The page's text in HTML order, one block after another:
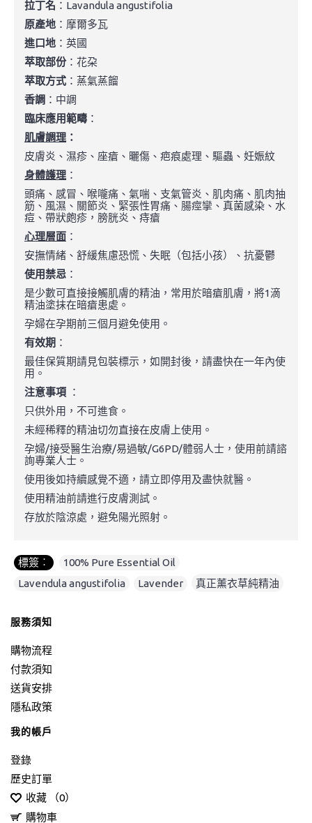
拉丁名 ：Lavandula angustifolia
原產地 ：摩爾多瓦
進口地 ：英國
萃取部份：花朶
萃取方式 ：蒸氣蒸餾
香調 ：中調
臨床應用範疇 ：
肌膚調理 ：
皮膚炎、濕疹、座瘡、曬傷、疤痕處理、驅蟲、妊娠紋
身體護理 ：
頭痛、感冒、喉嚨痛、氣喘、支氣管炎、肌肉痛、肌肉抽
筋、風濕、關節炎、緊張性胃痛、腸痙攣、真菌感染、水
痘、帶狀皰疹，膀胱炎、痔瘡
心理層面 ：
安撫情緒、舒緩焦慮恐慌、失眠（包括小孩）、抗憂鬱
使用禁忌 ：
是少數可直接接觸肌膚的精油，常用於暗瘡肌膚，將1滴
精油塗抹在暗瘡患處。
孕婦在孕期前三個月避免使用。
有效期 ：
最佳保質期請見包裝標示，如開封後，請盡快在一年內使
用。
注意事項 ：
只供外用，不可進食。
未經稀釋的精油切勿直接在皮膚上使用。
孕婦/接受醫生治療/易過敏/G6PD/體弱人士，使用前請諮
詢專業人士。
使用後如持續感覺不適，請立即停用及盡快就醫。
使用精油前請進行皮膚測試。
存放於陰涼處，避免陽光照射。
標簽︰ 100% Pure Essential Oil
Lavendula angustifolia
Lavender 真正薰衣草純精油
服務須知
購物流程
付款須知
送貨安排
隱私政策
我的帳戶
登錄
歷史訂單
收藏 （0）
購物車